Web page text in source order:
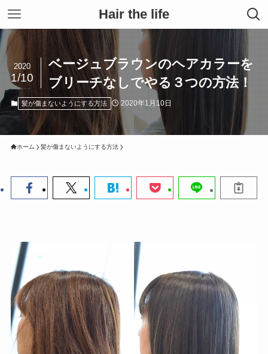
Hair the life
ベージュブラウンのヘアカラーを
ブリーチなしでやる３つの方法！
2020
1/10
髪が傷まないようにする方法 2020年1月10日
ホーム 髪が傷まないようにする方法